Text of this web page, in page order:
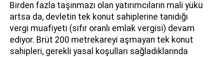
Birden fazla taşınmazı olan yatırımcıların mali yükü
artsa da, devletin tek konut sahiplerine tanıdığı
vergi muafiyeti (sıfır oranlı emlak vergisi) devam
ediyor. Brüt 200 metrekareyi aşmayan tek konut
sahipleri, gerekli yasal koşulları sağladıklarında